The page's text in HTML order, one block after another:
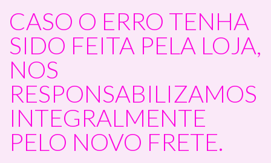
CASO O ERRO TENHA
SIDO FEITA PELA LOJA,
NOS
RESPONSABILIZAMOS
INTEGRALMENTE
PELO NOVO FRETE.